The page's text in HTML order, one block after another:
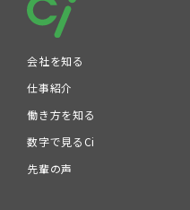
会社を知る
仕事紹介
働き方を知る
数字で見るCi
先輩の声